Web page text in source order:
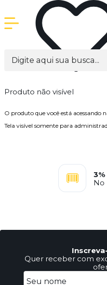
Produto não visível
O produto que você está acessando
Tela visível somente para
No
Quer receber com